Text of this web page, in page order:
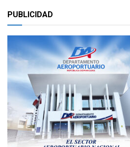
PUBLICIDAD